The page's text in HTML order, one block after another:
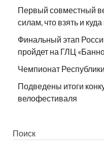
Первый совместный
силам, что взять и
Финальный этап
пройдет на ГЛЦ
Чемпионат
Подведены итоги
велофестиваля
Поиск